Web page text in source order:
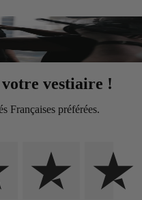
vestiaire !
Françaises préférées.